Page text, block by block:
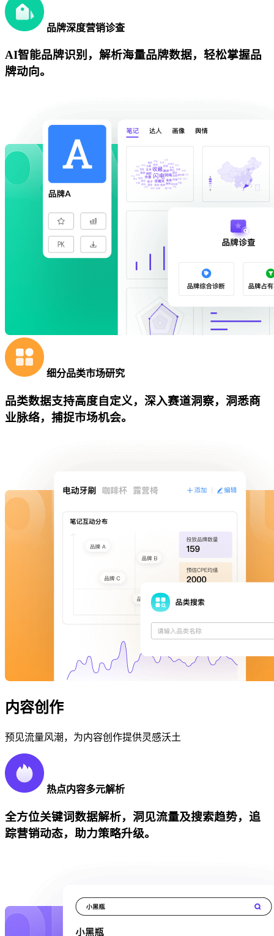
品牌深度营销诊查
AI智能品牌识别，解析海量品牌数据，轻松掌握品
牌动向。
细分品类市场研究
品类数据支持高度自定义，深入赛道洞察，洞悉商
业脉络，捕捉市场机会。
内容创作
预见流量风潮，为内容创作提供灵感沃土
热点内容多元解析
全方位关键词数据解析，洞见流量及搜索趋势，追
踪营销动态，助力策略升级。